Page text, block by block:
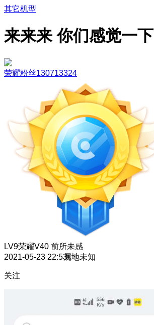
其它机型
来来来 你们感觉一下
荣耀粉丝130713324
LV9荣耀V40 前所未感
2021-05-23 22:53属地未知
关注